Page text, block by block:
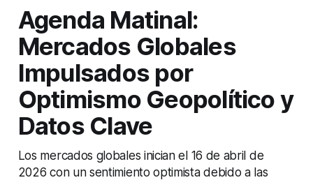
Agenda Matinal:
Mercados Globales
Impulsados por
Optimismo Geopolítico y
Datos Clave
Los mercados globales inician el 16 de abril de
2026 con un sentimiento optimista debido a las